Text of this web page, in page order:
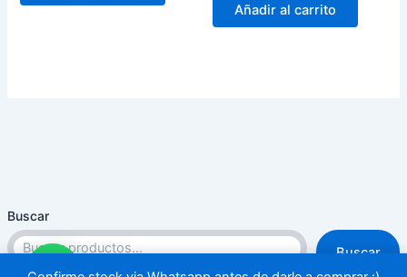
Buscar
Buscar
Añadir al carrito